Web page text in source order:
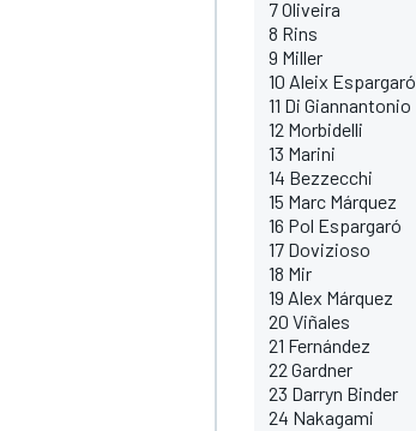
7 Oliveira
8 Rins
9 Miller
10 Aleix Espargaró
11 Di Giannantonio
12 Morbidelli
13 Marini
14 Bezzecchi
15 Marc Márquez
16 Pol Espargaró
17 Dovizioso
18 Mir
19 Alex Márquez
20 Viñales
21 Fernández
22 Gardner
23 Darryn Binder
24 Nakagami